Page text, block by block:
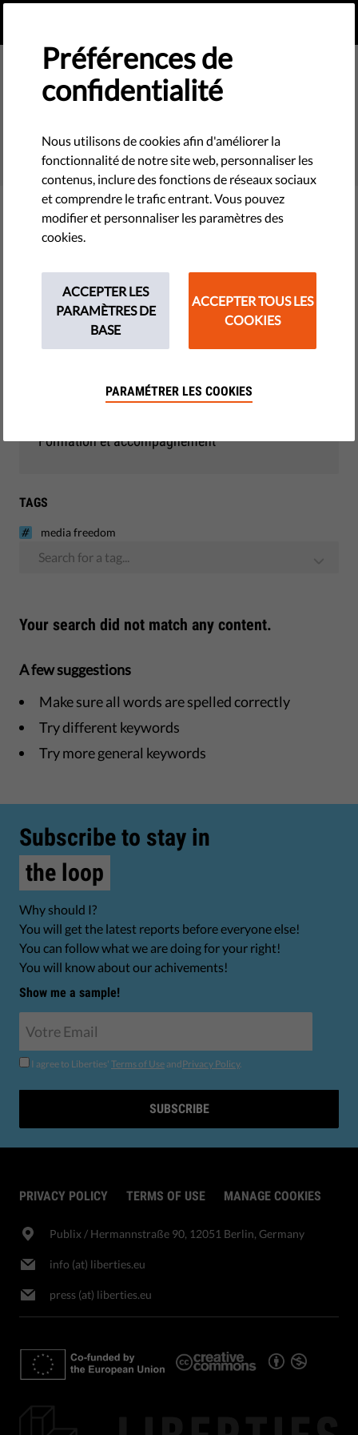
Filter
THEMES
Monitoring - UE
Formation et accompagnement
TAGS
media freedom
Search for a tag...
Your search did not match any content.
A few suggestions
Make sure all words are spelled correctly
Try different keywords
Try more general keywords
Subscribe to stay in
the loop
Why should I?
You will get the latest reports before everyone else!
You can follow what we are doing for your right!
You will know about our achivements!
Show me a sample!
I agree to Liberties' Terms of Use andPrivacy Policy.
SUBSCRIBE
PRIVACY POLICY TERMS OF USE MANAGE COOKIES
Publix​ / Hermannstraße 90, 12051 Berlin, Germany
info (at) liberties.eu
press (at) liberties.eu
Préférences de
confidentialité
Nous utilisons de cookies afin d'améliorer la
fonctionnalité de notre site web, personnaliser les
contenus, inclure des fonctions de réseaux sociaux
et comprendre le trafic entrant. Vous pouvez
modifier et personnaliser les paramètres des
cookies.
ACCEPTER LES
PARAMÈTRES DE
BASE
ACCEPTER TOUS LES
COOKIES
PARAMÉTRER LES COOKIES